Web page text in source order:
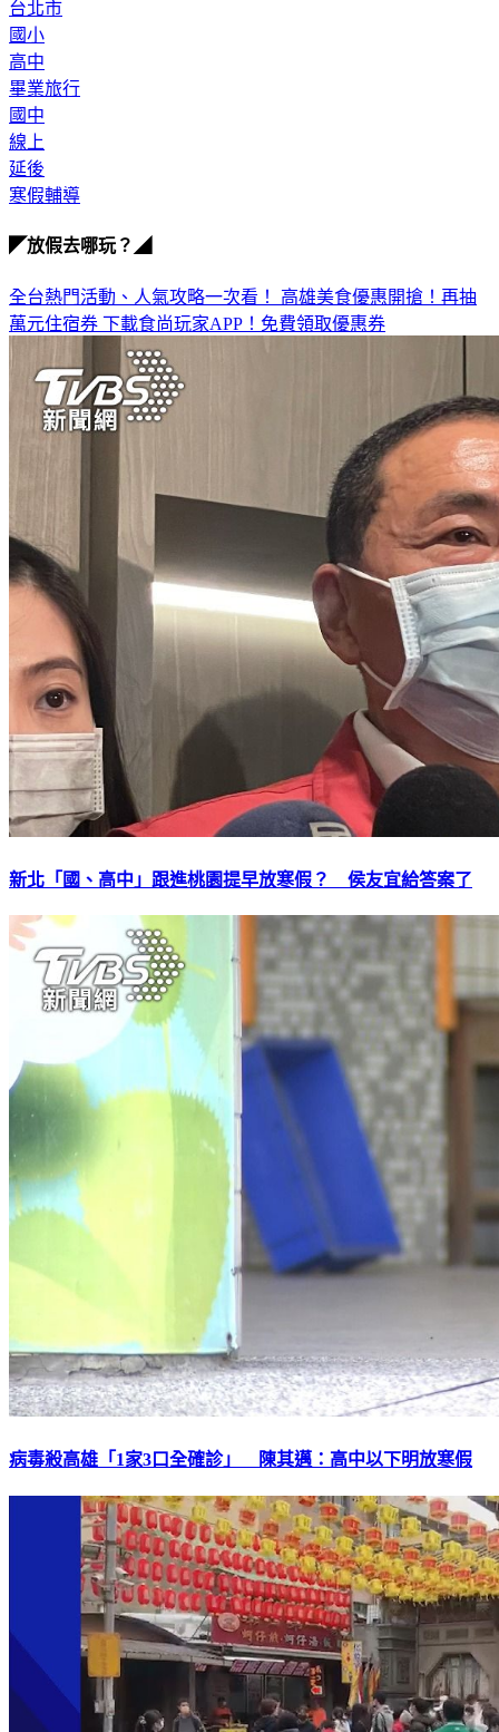
台北市
國小
高中
畢業旅行
國中
線上
延後
寒假輔導
◤放假去哪玩？◢
全台熱門活動、人氣攻略一次看！ 高雄美食優惠開搶！再抽
萬元住宿券 下載食尚玩家APP！免費領取優惠券
新北「國、高中」跟進桃園提早放寒假？ 侯友宜給答案了
病毒殺高雄「1家3口全確診」 陳其邁：高中以下明放寒假